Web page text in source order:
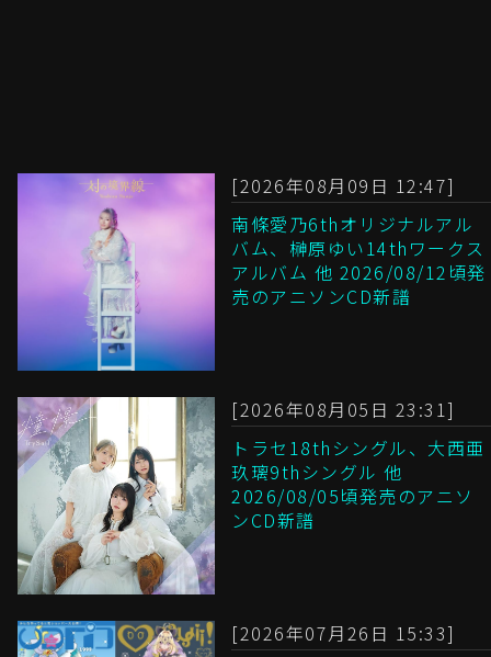
[2026年08月09日 12:47]
南條愛乃6thオリジナルアル
バム、榊原ゆい14thワークス
アルバム 他 2026/08/12頃発
売のアニソンCD新譜
[2026年08月05日 23:31]
トラセ18thシングル、大西亜
玖璃9thシングル 他
2026/08/05頃発売のアニソ
ンCD新譜
[2026年07月26日 15:33]